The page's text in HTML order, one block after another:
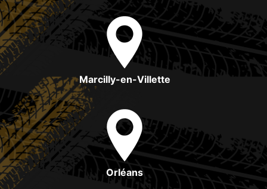
Marcilly-en-Villette
Orléans